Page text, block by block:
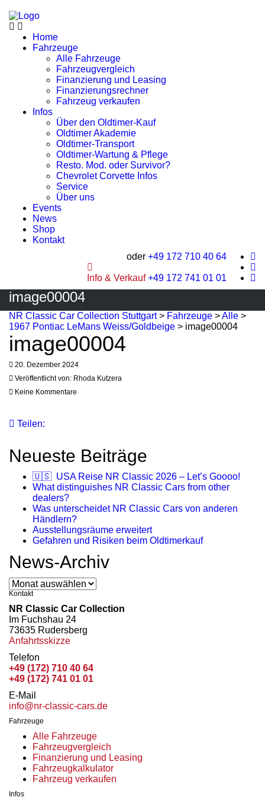
Home
Fahrzeuge
Alle Fahrzeuge
Fahrzeugvergleich
Finanzierung und Leasing
Finanzierungsrechner
Fahrzeug verkaufen
Infos
Über den Oldtimer-Kauf
Oldtimer Akademie
Oldtimer-Transport
Oldtimer-Wartung & Pflege
Resto. Mod. oder Survivor?
Chevrolet Corvette Infos
Service
Über uns
Events
News
Shop
Kontakt
oder +49 172 710 40 64
Info & Verkauf+49 172 741 01 01
image00004
NR Classic Car Collection Stuttgart> Fahrzeuge >Alle >
1967 Pontiac LeMans Weiss/Goldbeige > image00004
image00004
20. Dezember 2024
Veröffentlicht von: Rhoda Kutzera
Keine Kommentare
Teilen:
Neueste Beiträge
🇺🇸 USA Reise NR Classic 2026 – Let’s Goooo!
What distinguishes NR Classic Cars from other
dealers?
Was unterscheidet NR Classic Cars von anderen
Händlern?
Ausstellungsräume erweitert
Gefahren und Risiken beim Oldtimerkauf
News-Archiv
News-
Archiv
Kontakt
NR Classic Car Collection
Im Fuchshau 24
73635 Rudersberg
Anfahrtsskizze
Telefon
+49 (172) 710 40 64
+49 (172) 741 01 01
E-Mail
info@nr-classic-cars.de
Fahrzeuge
Alle Fahrzeuge
Fahrzeugvergleich
Finanzierung und Leasing
Fahrzeugkalkulator
Fahrzeug verkaufen
Infos